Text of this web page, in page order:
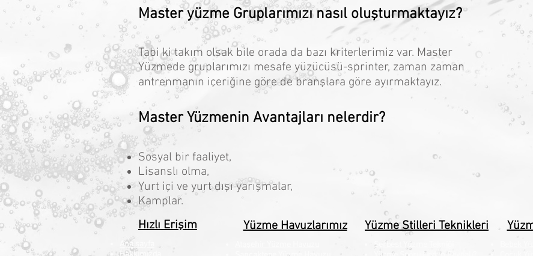
Master yüzme Gruplarımızı nasıl oluşturmaktayız?
Tabi ki takım olsak bile orada da bazı kriterlerimiz var. Master
Yüzmede gruplarımızı mesafe yüzücüsü-sprinter, zaman zaman
antrenmanın içeriğine göre de branşlara göre ayırmaktayız.
Master Yüzmenin Avantajları nelerdir?
Sosyal bir faaliyet,
Lisanslı olma,
Yurt içi ve yurt dışı yarışmalar,
Kamplar.
Hızlı Erişim
Ana sayfa
Yüzme Havuzlarımız Yüzme Stilleri Teknikleri
Serbest Yüzme Tekniği